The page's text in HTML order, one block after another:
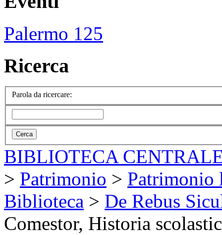
Palermo 125
Ricerca
Parola da ricercare:
BIBLIOTECA
> Patrimonio > Patrimonio
Biblioteca > De Rebus
Comestor, Historia